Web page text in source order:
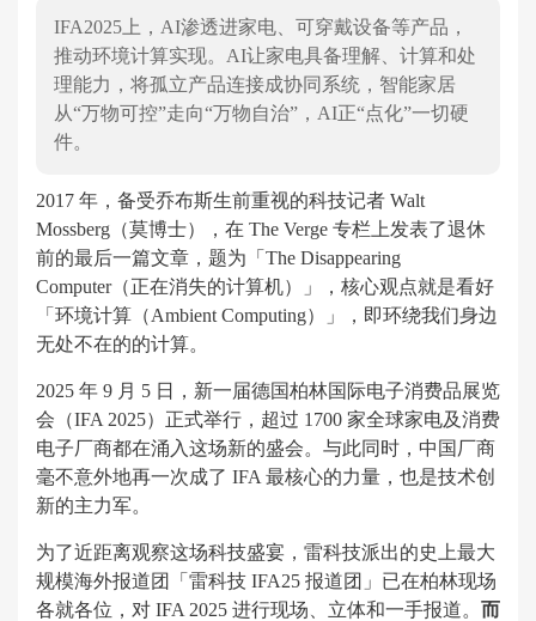
IFA2025上，AI渗透进家电、可穿戴设备等产品，
推动环境计算实现。AI让家电具备理解、计算和处
理能力，将孤立产品连接成协同系统，智能家居
从“万物可控”走向“万物自治”，AI正“点化”一切硬
件。
2017 年，备受乔布斯生前重视的科技记者 Walt
Mossberg（莫博士），在 The Verge 专栏上发表了退休
前的最后一篇文章，题为「The Disappearing
Computer（正在消失的计算机）」，核心观点就是看好
「环境计算（Ambient Computing）」，即环绕我们身边
无处不在的的计算。
2025 年 9 月 5 日，新一届德国柏林国际电子消费品展览
会（IFA 2025）正式举行，超过 1700 家全球家电及消费
电子厂商都在涌入这场新的盛会。与此同时，中国厂商
毫不意外地再一次成了 IFA 最核心的力量，也是技术创
新的主力军。
为了近距离观察这场科技盛宴，雷科技派出的史上最大
规模海外报道团「雷科技 IFA25 报道团」已在柏林现场
各就各位，对 IFA 2025 进行现场、立体和一手报道。 而